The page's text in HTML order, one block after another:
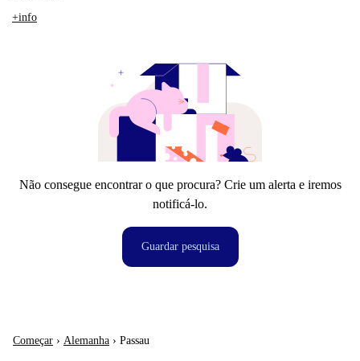
+info
Não consegue encontrar o que procura? Crie um alerta e iremos
notificá-lo.
Guardar pesquisa
Começar › Alemanha › Passau